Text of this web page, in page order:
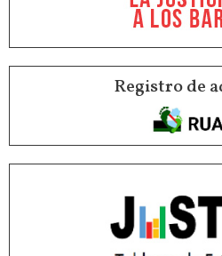
Registro de